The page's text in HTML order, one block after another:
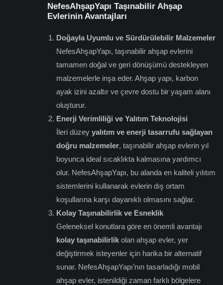
NefesAhşapYapı Taşınabilir Ahşap
Evlerinin Avantajları
Doğayla Uyumlu ve Sürdürülebilir Malzemeler
NefesAhşapYapı, taşınabilir ahşap evlerini
tamamen doğal ve geri dönüşümü destekleyen
malzemelerle inşa eder. Ahşap yapı, karbon
ayak izini azaltır ve çevre dostu bir yaşam alanı
oluşturur.
Enerji Verimliliği ve Yalıtım Teknolojisi
İleri düzey yalıtım ve enerji tasarrufu sağlayan
doğru malzemeler, taşınabilir ahşap evlerin yıl
boyunca ideal sıcaklıkta kalmasına yardımcı
olur. NefesAhşapYapı, bu alanda en kaliteli yılıtım
sistemlerini kullanarak evlerin dış ortam
koşullarına karşı dayanıklı olmasını sağlar.
Kolay Taşınabilirlik ve Esneklik
Geleneksel konutlara göre en önemli avantajı
kolay taşınabilirlik olan ahşap evler, yer
değiştirmek isteyenler için harika bir alternatif
sunar. NefesAhşapYapı’nın tasarladığı mobil
ahşap evler, istenildiği zaman farklı bölgelere